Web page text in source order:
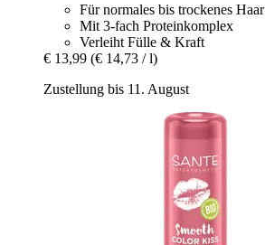
Für normales bis trockenes Haar
Mit 3-fach Proteinkomplex
Verleiht Fülle & Kraft
€ 13,99 (€ 14,73 / l)
Zustellung bis 11. August